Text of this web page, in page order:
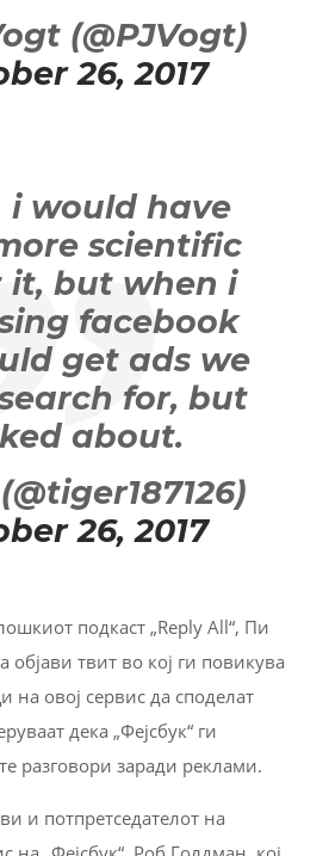
(@PJVogt)
26, 2017
i would have
scientific
it, but when i
facebook
get ads we
for, but
about.
26, 2017
подкаст „Reply All“, Пи
објави твит во кој ги повикува
на овој сервис да споделат
дека „Фејсбук“ ги
разговори заради реклами.
и потпретседателот на